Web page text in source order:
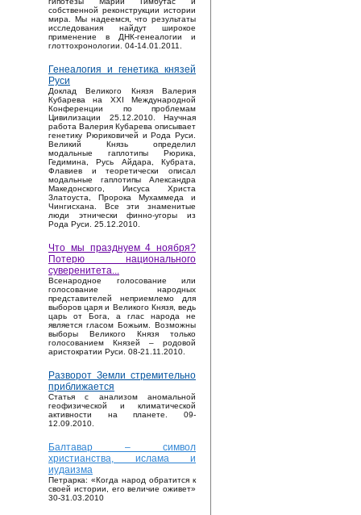
собственной реконструкции истории
мира. Мы надеемся, что результаты
исследования найдут широкое
применение в ДНК-генеалогии и
глоттохронологии. 04-14.01.2011.
Генеалогия и генетика князей
Руси
Доклад Великого Князя Валерия
Кубарева на XXI Международной
Конференции по проблемам
Цивилизации 25.12.2010. Научная
работа Валерия Кубарева описывает
генетику Рюриковичей и Рода Руси.
Великий Князь определил
модальные гаплотипы Рюрика,
Гедимина, Русь Айдара, Кубрата,
Флавиев и теоретически описал
модальные гаплотипы Александра
Македонского, Иисуса Христа
Златоуста, Пророка Мухаммеда и
Чингисхана. Все эти знаменитые
люди этнически финно-угоры из
Рода Руси. 25.12.2010.
Что мы празднуем 4 ноября?
Потерю национального
суверенитета...
Bсенародное голосование или
голосование народных
представителей неприемлемо для
выборов царя и Великого Князя, ведь
царь от Бога, а глас народа не
является гласом Божьим. Возможны
выборы Великого Князя только
голосованием Князей – родовой
аристократии Руси. 08-21.11.2010.
Разворот Земли стремительно
приближается
Статья с анализом аномальной
геофизической и климатической
активности на планете. 09-
12.09.2010.
Балтавар – символ
христианства, ислама и
иудаизма
Петрарка: «Когда народ обратится к
своей истории, его величие оживет»
30-31.03.2010